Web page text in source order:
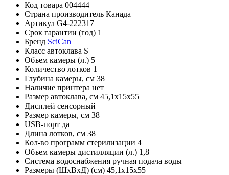
Код товара 004444
Страна производитель Канада
Артикул G4-222317
Срок гарантии (год) 1
Бренд SciCan
Класс автоклава S
Объем камеры (л.) 5
Количество лотков 1
Глубина камеры, см 38
Наличие принтера нет
Размер автоклава, см 45,1х15х55
Дисплей сенсорный
Размер камеры, см 38
USB-порт да
Длина лотков, см 38
Кол-во программ стерилизации 4
Объем камеры дистилляции (л.) 1,8
Система водоснабжения ручная подача воды
Размеры (ШхВхД) (см) 45,1х15х55